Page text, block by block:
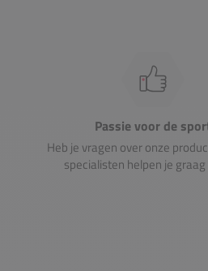
Passie voor de
Heb je vragen over onze
specialisten helpen je graag